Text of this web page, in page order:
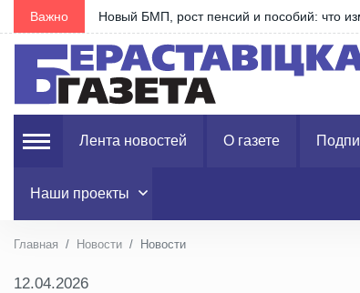
Важно Новый БМП, рост пенсий и пособий: что
Лента новостей О газете
Наши проекты
Главная Новости Новости
12.04.2026